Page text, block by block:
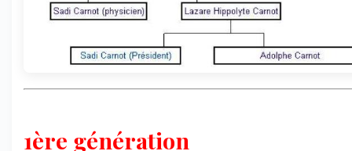
1ère génération